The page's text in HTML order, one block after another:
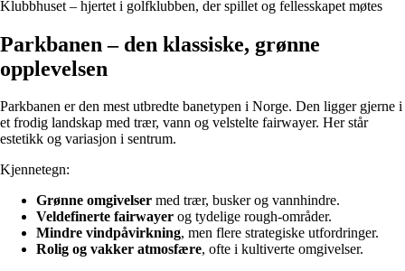
Klubbhuset – hjertet i golfklubben, der spillet og fellesskapet møtes
Parkbanen – den klassiske, grønne
opplevelsen
Parkbanen er den mest utbredte banetypen i Norge. Den ligger gjerne i
et frodig landskap med trær, vann og velstelte fairwayer. Her står
estetikk og variasjon i sentrum.
Kjennetegn:
Grønne omgivelser med trær, busker og vannhindre.
Veldefinerte fairwayer og tydelige rough-områder.
Mindre vindpåvirkning, men flere strategiske utfordringer.
Rolig og vakker atmosfære, ofte i kultiverte omgivelser.